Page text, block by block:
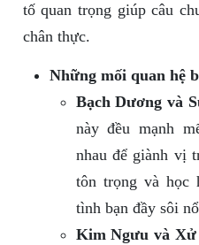
tố quan trọng giúp câu
chân thực.
Những mối quan hệ
Bạch Dương và
này đều mạnh
nhau để giành vị
tôn trọng và học
tình bạn đầy sôi
Kim Ngưu và